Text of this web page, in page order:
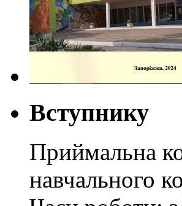
Вступнику
Приймальна
навчального